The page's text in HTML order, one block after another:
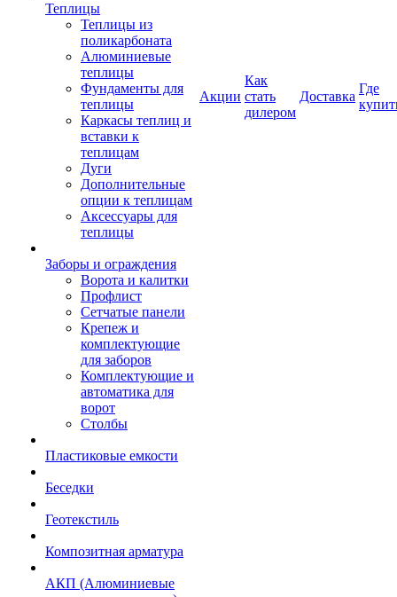
Теплицы
Теплицы из
поликарбоната
Алюминиевые
теплицы
Фундаменты для
теплицы
Каркасы теплиц и
вставки к
теплицам
Дуги
Дополнительные
опции к теплицам
Аксессуары для
теплицы
Заборы и ограждения
Ворота и калитки
Профлист
Сетчатые панели
Крепеж и
комплектующие
для заборов
Комплектующие и
автоматика для
ворот
Столбы
Пластиковые емкости
Беседки
Геотекстиль
Композитная арматура
АКП (Алюминиевые
Акции
Как
стать
дилером
Доставка
Где